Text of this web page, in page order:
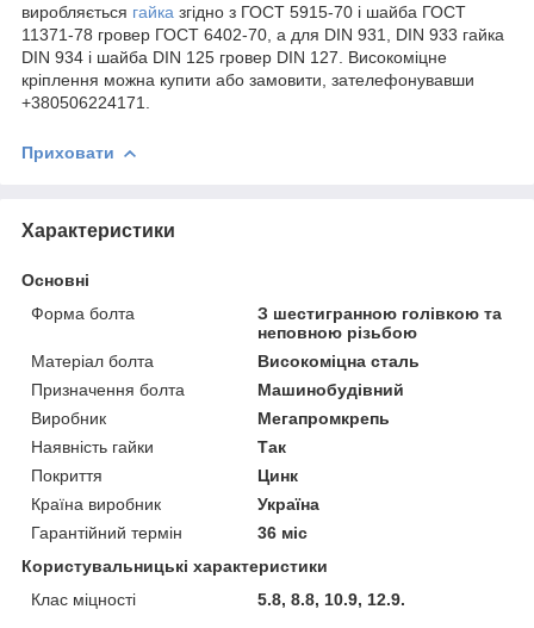
виробляється гайка згідно з ГОСТ 5915-70 і шайба ГОСТ
11371-78 гровер ГОСТ 6402-70, а для DIN 931, DIN 933 гайка
DIN 934 і шайба DIN 125 гровер DIN 127. Високоміцне
кріплення можна купити або замовити, зателефонувавши
+380506224171.
Приховати
Характеристики
Основні
Форма болта
З шестигранною голівкою та
неповною різьбою
Матеріал болта
Високоміцна сталь
Призначення болта
Машинобудівний
Виробник
Мегапромкрепь
Наявність гайки
Так
Покриття
Цинк
Країна виробник
Україна
Гарантійний термін
36 міс
Користувальницькі характеристики
Клас міцності
5.8, 8.8, 10.9, 12.9.